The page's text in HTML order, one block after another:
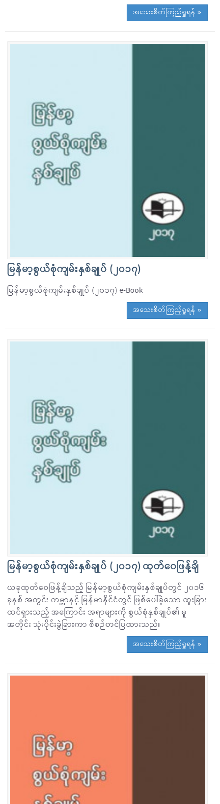
အသေးစိတ်ကြည့်ရှုရန် »
မြန်မာ့စွယ်စုံကျမ်းနှစ်ချုပ် (၂၀၁၇)
မြန်မာ့စွယ်စုံကျမ်းနှစ်ချုပ် (၂၀၁၇) e-Book
အသေးစိတ်ကြည့်ရှုရန် »
မြန်မာ့စွယ်စုံကျမ်းနှစ်ချုပ် (၂၀၁၇) ထုတ်ဝေဖြန့်ချိ
ယခုထုတ်ဝေဖြန့်ချိသည့် မြန်မာ့စွယ်စုံကျမ်းနှစ်ချုပ်တွင် ၂၀၁၆
ခုနှစ် အတွင်း ကမ္ဘာနှင့် မြန်မာနိုင်ငံတွင် ဖြစ်ပေါ်ခဲ့သော ထူးခြား
ထင်ရှားသည့် အကြောင်း အရာများကို စွယ်စုံနှစ်ချုပ်၏ မူ
အတိုင်း သုံးပိုင်းခွဲခြားကာ စီစဉ်တင်ပြထားသည်။
အသေးစိတ်ကြည့်ရှုရန် »